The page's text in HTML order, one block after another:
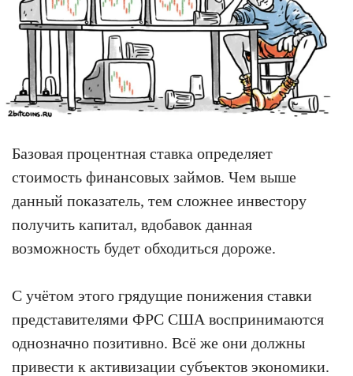
Базовая процентная ставка определяет
стоимость финансовых займов. Чем выше
данный показатель, тем сложнее инвестору
получить капитал, вдобавок данная
возможность будет обходиться дороже.
С учётом этого грядущие понижения ставки
представителями ФРС США воспринимаются
однозначно позитивно. Всё же они должны
привести к активизации субъектов экономики.